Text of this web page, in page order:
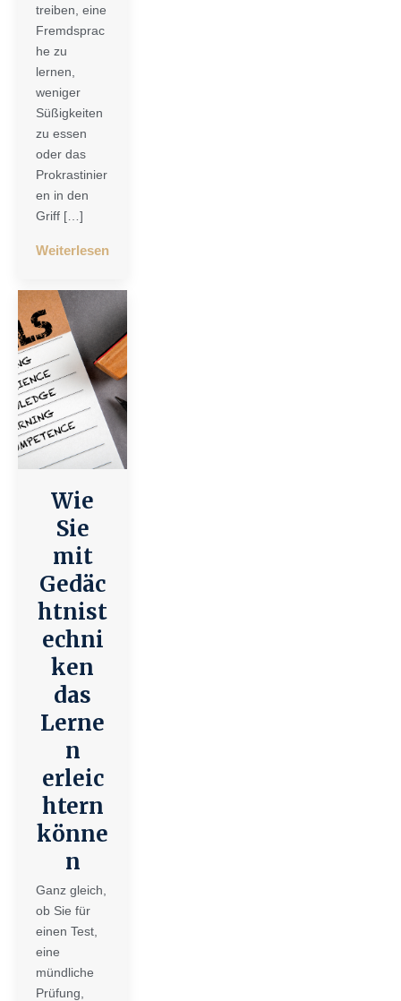
treiben, eine
Fremdsprac
he zu
lernen,
weniger
Süßigkeiten
zu essen
oder das
Prokrastinier
en in den
Griff […]
Weiterlesen
Wie
Sie
mit
Gedäc
htnist
echni
ken
das
Lerne
n
erleic
htern
könne
n
Ganz gleich,
ob Sie für
einen Test,
eine
mündliche
Prüfung,